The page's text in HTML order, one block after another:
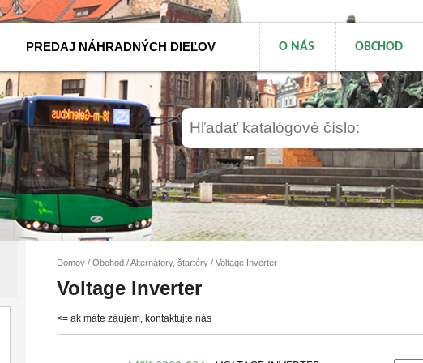
PREDAJ NÁHRADNÝCH DIEĽOV O NÁS OBCHOD
Domov /Obchod /Alternátory, štartéry / Voltage Inverter
Voltage Inverter
<= ak máte záujem, kontaktujte nás